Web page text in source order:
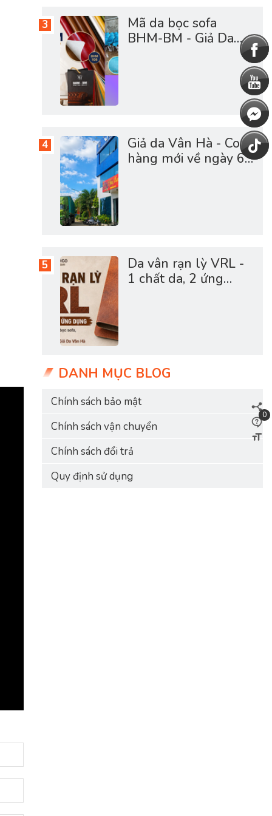
0
Mã da bọc sofa
BHM-BM - Giả Da
Giả da Vân Hà - Cont
hàng mới về ngày 6-
Da vân rạn lỳ VRL -
1 chất da, 2 ứng
DANH MỤC BLOG
Chính sách bảo mật
Chính sách vận chuyển
Chính sách đổi trả
Quy định sử dụng